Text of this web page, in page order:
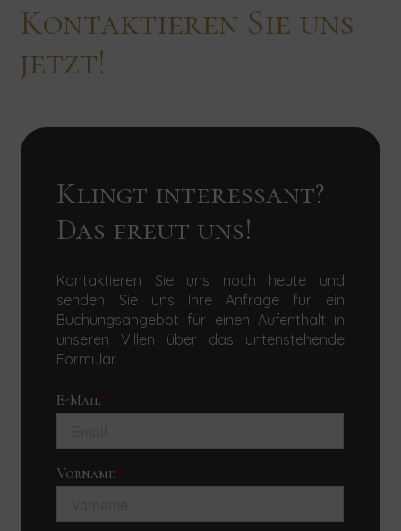
Kontaktieren Sie uns
jetzt!
Klingt interessant?
Das freut uns!
Kontaktieren Sie uns noch heute und
senden Sie uns Ihre Anfrage für ein
Buchungsangebot für einen Aufenthalt in
unseren Villen über das untenstehende
Formular.